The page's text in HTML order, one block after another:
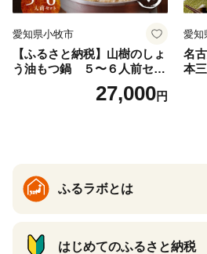
愛知県小牧市
【ふるさと納税】山樹のしょ
う油もつ鍋 ５〜６人前セッ
ト 山樹 国産 牛もつ ホルモン
モツ オンライン飲み会 ホー
27,000円
愛知
名
本
も
ふるラボとは
はじめてのふるさと納税